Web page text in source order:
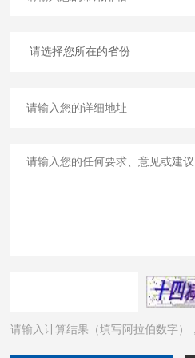
请输入计算结果（填写阿拉伯数字）